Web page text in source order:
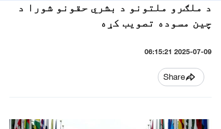
د ملګرو ملتونو د بشري حقونو شورا د
چين مسوده تصويب کړه
2025-07-09 06:15:21
Share